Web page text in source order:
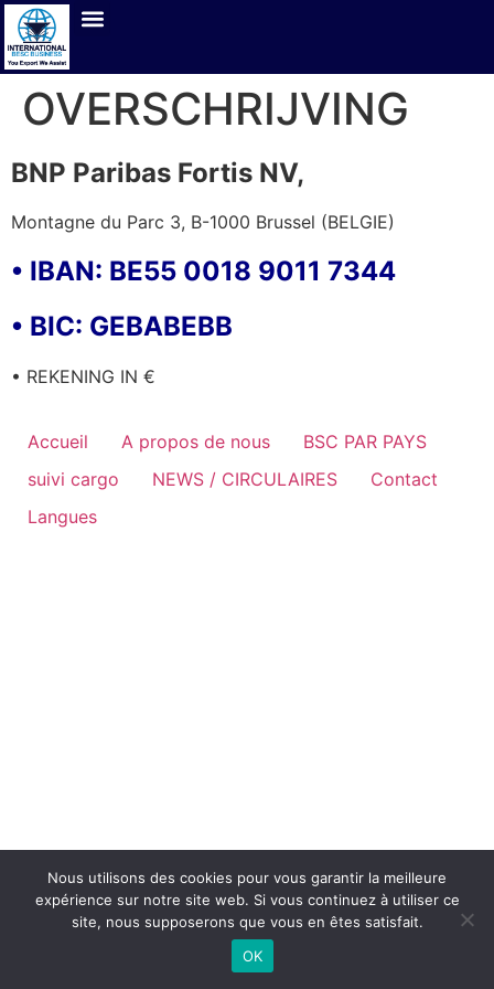
OVERSCHRIJVING
BNP Paribas Fortis NV,
Montagne du Parc 3, B-1000 Brussel (BELGIE)
• IBAN: BE55 0018 9011 7344
• BIC: GEBABEBB
• REKENING IN €
Accueil A propos de nous
BSC PAR PAYS
suivi cargo
NEWS / CIRCULAIRES
Contact
Langues
Nous utilisons des cookies pour vous garantir la meilleure
expérience sur notre site web. Si vous continuez à utiliser ce
site, nous supposerons que vous en êtes satisfait.
OK